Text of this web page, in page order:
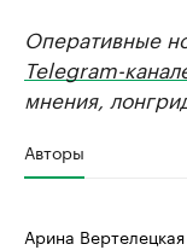
Оперативные
Telegram-
мнения,
Авторы
Арина Вертелецкая